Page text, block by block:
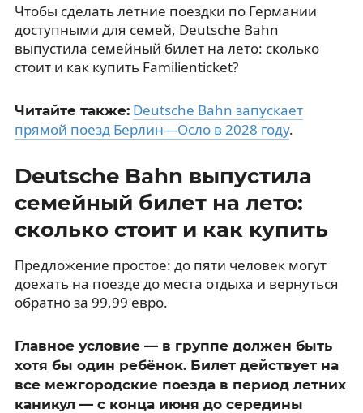
Чтобы сделать летние поездки по Германии
доступными для семей, Deutsche Bahn
выпустила семейный билет на лето: сколько
стоит и как купить Familienticket?
Читайте также: Deutsche Bahn запускает
прямой поезд Берлин—Осло в 2028 году.
Deutsche Bahn выпустила
семейный билет на лето:
сколько стоит и как купить
Предложение простое: до пяти человек могут
доехать на поезде до места отдыха и вернуться
обратно за 99,99 евро.
Главное условие — в группе должен быть
хотя бы один ребёнок. Билет действует на
все межгородские поезда в период летних
каникул — с конца июня до середины